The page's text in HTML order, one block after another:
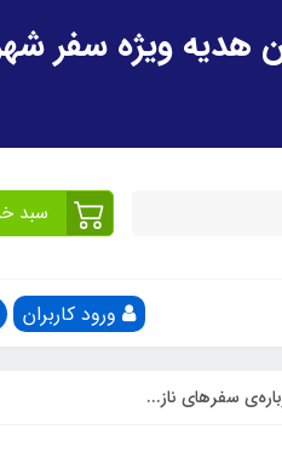
سبد
ورود کاربران
سفرهای ناز...